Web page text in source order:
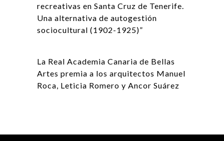
recreativas en Santa Cruz de Tenerife.
Una alternativa de autogestión
sociocultural (1902-1925)”
La Real Academia Canaria de Bellas
Artes premia a los arquitectos Manuel
Roca, Leticia Romero y Ancor Suárez